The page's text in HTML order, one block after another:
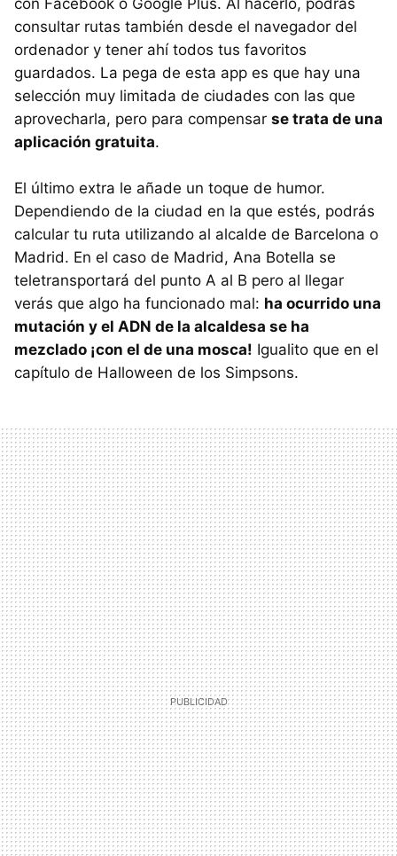
con Facebook o Google Plus. Al hacerlo, podrás
consultar rutas también desde el navegador del
ordenador y tener ahí todos tus favoritos
guardados. La pega de esta app es que hay una
selección muy limitada de ciudades con las que
aprovecharla, pero para compensar se trata de una
aplicación gratuita.
El último extra le añade un toque de humor.
Dependiendo de la ciudad en la que estés, podrás
calcular tu ruta utilizando al alcalde de Barcelona o
Madrid. En el caso de Madrid, Ana Botella se
teletransportará del punto A al B pero al llegar
verás que algo ha funcionado mal: ha ocurrido una
mutación y el ADN de la alcaldesa se ha
mezclado ¡con el de una mosca! Igualito que en el
capítulo de Halloween de los Simpsons.